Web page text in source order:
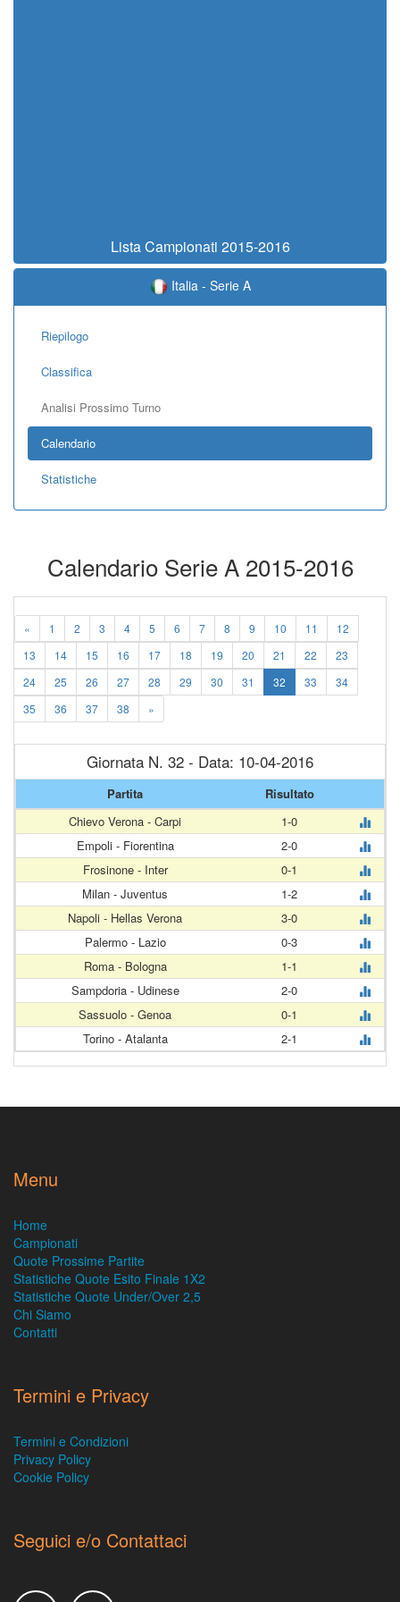
Lista Campionati 2015-2016
Italia - Serie A
Riepilogo
Classifica
Analisi Prossimo Turno
Calendario
Statistiche
Calendario Serie A 2015-2016
« 1 2 3 4 5 6 7 8 9 10 11
12
13
14 15 16 17 18 19 20 21 22
23
24
25 26 27 28 29 30 31 32 33
34
35
36 37 38 »
Giornata N. 32 - Data: 10-04-2016
Partita
Risultato
Chievo Verona - Carpi
1-0
Empoli - Fiorentina
2-0
Frosinone - Inter
0-1
Milan - Juventus
1-2
Napoli - Hellas Verona
3-0
Palermo - Lazio
0-3
Roma - Bologna
1-1
Sampdoria - Udinese
2-0
Sassuolo - Genoa
0-1
Torino - Atalanta
2-1
Menu
Home
Campionati
Quote Prossime Partite
Statistiche Quote Esito Finale 1X2
Statistiche Quote Under/Over 2,5
Chi Siamo
Contatti
Termini e Privacy
Termini e Condizioni
Privacy Policy
Cookie Policy
Seguici e/o Contattaci